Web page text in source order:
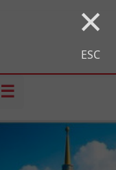
×
ESC
☰